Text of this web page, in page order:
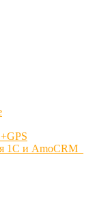
1С и AmoCRM